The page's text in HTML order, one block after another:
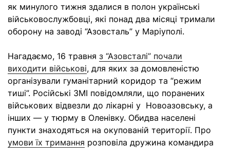
як минулого тижня здалися в полон українські
військовослужбовці, які понад два місяці тримали
оборону на заводі “Азовсталь” у Маріуполі.
Нагадаємо, 16 травня з “Азовсталі” почали
виходити військові, для яких за домовленістю
організували гуманітарний коридор та “режим
тиші”. Російські ЗМІ повідомляли, що поранених
військових відвезли до лікарні у Новоазовську, а
інших — у тюрму в Оленівку. Обидва населені
пункти знаходяться на окупованій території. Про
умови їх тримання розповіла дружина командира